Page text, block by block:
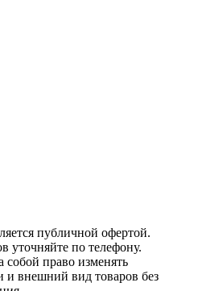
публичной офертой.
уточняйте по телефону.
собой право изменять
и внешний вид товаров без